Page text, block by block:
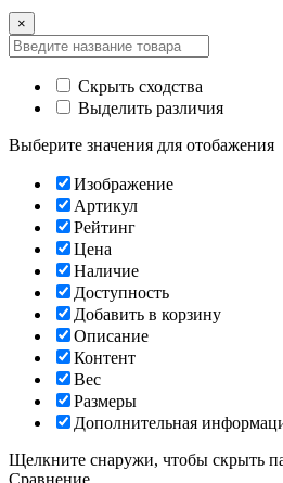
×
Скрыть сходства
Выделить различия
Выберите значения для отобажения
Изображение
Артикул
Рейтинг
Цена
Наличие
Доступность
Добавить в корзину
Описание
Контент
Вес
Размеры
Дополнительная
Щелкните снаружи, чтобы скрыть